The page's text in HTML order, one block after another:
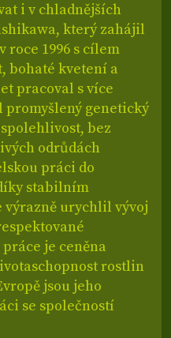
i v chladnějších
který zahájil
roce 1996 s cílem
bohaté kvetení a
pracoval s více
genetický
bez
odrůdách
práci do
stabilním
výrazně urychlil vývoj
je ceněna
rostlin
jsou jeho
se společností